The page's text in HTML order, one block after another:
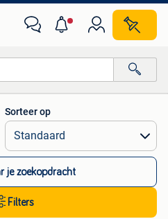
Sorteer op
je zoekopdracht
Filters